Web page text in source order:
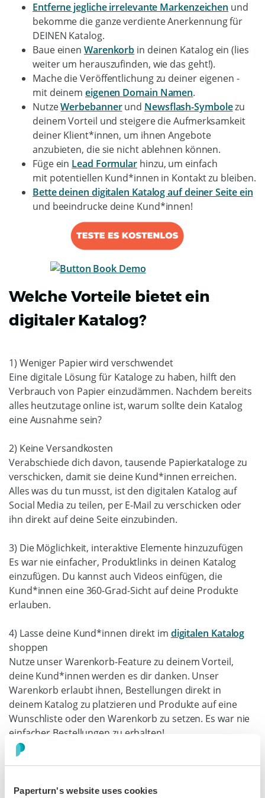
Paperturn's website uses cookies
Entferne jegliche irrelevante Markenzeichen und
bekomme die ganze verdiente Anerkennung für
DEINEN Katalog.
Baue einenWarenkorb in deinen Katalog ein (lies
weiter um herauszufinden, wie das geht!).
Mache die Veröffentlichung zu deiner eigenen -
mit deinemeigenen Domain Namen.
NutzeWerbebannerund Newsflash-Symbolezu
deinem Vorteil und steigere die Aufmerksamkeit
deiner Klient*innen, um ihnen Angebote
anzubieten, die sie nicht ablehnen können.
Füge ein Lead Formular hinzu, um einfach
mit potentiellen Kund*innen in Kontakt zu bleiben.
Bette deinen digitalen Katalog auf deiner Seite ein
und beeindrucke deine Kund*innen!
Welche Vorteile bietet ein
digitaler Katalog?
1) Weniger Papier wird verschwendet
Eine digitale Lösung für Kataloge zu haben, hilft den
Verbrauch von Papier einzudämmen. Nachdem bereits
alles heutzutage online ist, warum sollte dein Katalog
eine Ausnahme sein?
2) Keine Versandkosten
Verabschiede dich davon, tausende Papierkataloge zu
verschicken, damit sie deine Kund*innen erreichen.
Alles was du tun musst, ist den digitalen Katalog auf
Social Media zu teilen, per E-Mail zu verschicken oder
ihn direkt auf deine Seite einzubinden.
3) Die Möglichkeit, interaktive Elemente hinzuzufügen
Es war nie einfacher, Produktlinks in deinen Katalog
einzufügen. Du kannst auch Videos einfügen, die
Kund*innen eine 360-Grad-Sicht auf deine Produkte
erlauben.
4) Lasse deine Kund*innen direkt im digitalen Katalog
shoppen
Nutze unser Warenkorb-Feature zu deinem Vorteil,
deine Kund*innen werden es dir danken. Unser
Warenkorb erlaubt ihnen, Bestellungen direkt in
deinem Katalog zu platzieren und Produkte auf eine
Wunschliste oder den Warenkorb zu setzen. Es war nie
einfacher Bestellungen zu erhalten!
Remove